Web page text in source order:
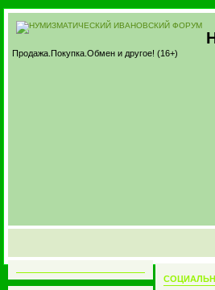
Продажа.Покупка.Обмен и другое! (16+)